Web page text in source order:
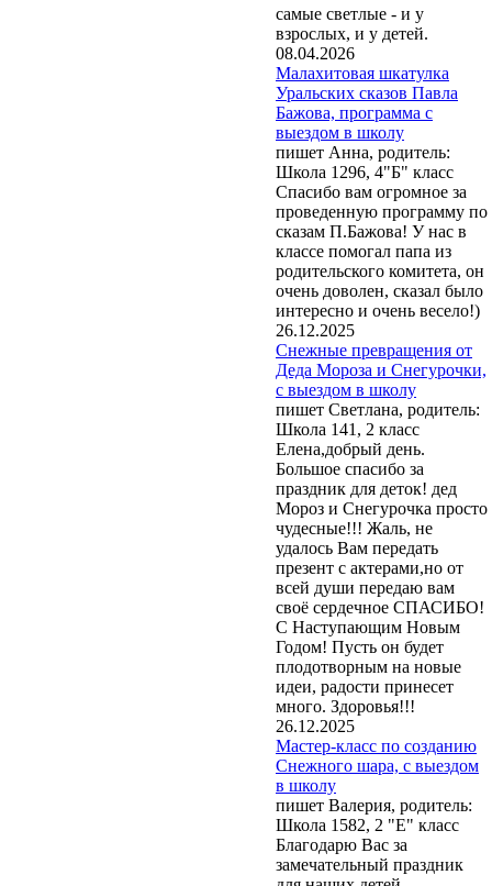
самые светлые - и у
взрослых, и у детей.
08.04.2026
Малахитовая шкатулка
Уральских сказов Павла
Бажова, программа с
выездом в школу
пишет Анна, родитель:
Школа 1296, 4"Б" класс
Спасибо вам огромное за
проведенную программу по
сказам П.Бажова! У нас в
классе помогал папа из
родительского комитета, он
очень доволен, сказал было
интересно и очень весело!)
26.12.2025
Снежные превращения от
Деда Мороза и Снегурочки,
с выездом в школу
пишет Светлана, родитель:
Школа 141, 2 класс
Елена,добрый день.
Большое спасибо за
праздник для деток! дед
Мороз и Снегурочка просто
чудесные!!! Жаль, не
удалось Вам передать
презент с актерами,но от
всей души передаю вам
своё сердечное СПАСИБО!
С Наступающим Новым
Годом! Пусть он будет
плодотворным на новые
идеи, радости принесет
много. Здоровья!!!
26.12.2025
Мастер-класс по созданию
Снежного шара, с выездом
в школу
пишет Валерия, родитель:
Школа 1582, 2 "Е" класс
Благодарю Вас за
замечательный праздник